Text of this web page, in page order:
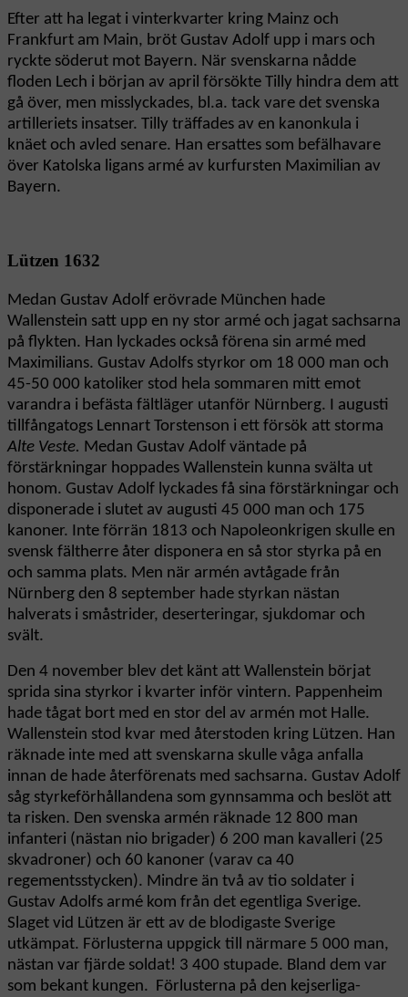
Efter att ha legat i vinterkvarter kring Mainz och
Frankfurt am Main, bröt Gustav Adolf upp i mars och
ryckte söderut mot Bayern. När svenskarna nådde
floden Lech i början av april försökte Tilly hindra dem att
gå över, men misslyckades, bl.a. tack vare det svenska
artilleriets insatser. Tilly träffades av en kanonkula i
knäet och avled senare. Han ersattes som befälhavare
över Katolska ligans armé av kurfursten Maximilian av
Bayern.
Lützen 1632
Medan Gustav Adolf erövrade München hade
Wallenstein satt upp en ny stor armé och jagat sachsarna
på flykten. Han lyckades också förena sin armé med
Maximilians. Gustav Adolfs styrkor om 18 000 man och
45-50 000 katoliker stod hela sommaren mitt emot
varandra i befästa fältläger utanför Nürnberg. I augusti
tillfångatogs Lennart Torstenson i ett försök att storma
Alte Veste. Medan Gustav Adolf väntade på
förstärkningar hoppades Wallenstein kunna svälta ut
honom. Gustav Adolf lyckades få sina förstärkningar och
disponerade i slutet av augusti 45 000 man och 175
kanoner. Inte förrän 1813 och Napoleonkrigen skulle en
svensk fältherre åter disponera en så stor styrka på en
och samma plats. Men när armén avtågade från
Nürnberg den 8 september hade styrkan nästan
halverats i småstrider, deserteringar, sjukdomar och
svält.
Den 4 november blev det känt att Wallenstein börjat
sprida sina styrkor i kvarter inför vintern. Pappenheim
hade tågat bort med en stor del av armén mot Halle.
Wallenstein stod kvar med återstoden kring Lützen. Han
räknade inte med att svenskarna skulle våga anfalla
innan de hade återförenats med sachsarna. Gustav Adolf
såg styrkeförhållandena som gynnsamma och beslöt att
ta risken. Den svenska armén räknade 12 800 man
infanteri (nästan nio brigader) 6 200 man kavalleri (25
skvadroner) och 60 kanoner (varav ca 40
regementsstycken). Mindre än två av tio soldater i
Gustav Adolfs armé kom från det egentliga Sverige.
Slaget vid Lützen är ett av de blodigaste Sverige
utkämpat. Förlusterna uppgick till närmare 5 000 man,
nästan var fjärde soldat! 3 400 stupade. Bland dem var
som bekant kungen. Förlusterna på den kejserliga-